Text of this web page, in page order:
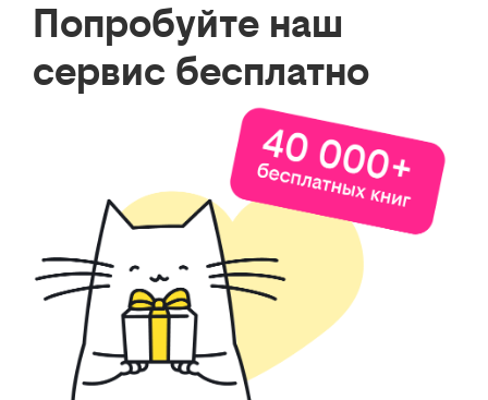
Попробуйте наш
сервис бесплатно